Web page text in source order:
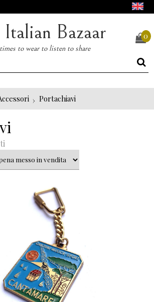
Bazaar
to wear to listen to share
0
Portachiavi